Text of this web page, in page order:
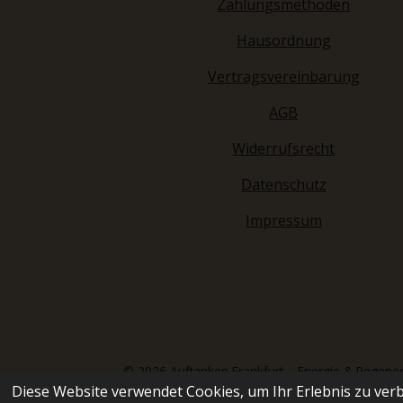
Diese Website verwendet Cookies, um Ihr Erlebnis zu
Zahlungsmethoden
Hausordnung
Vertragsvereinbarung
AGB
Widerrufsrecht
Datenschutz
Impressum
© 2026 Auftanken Frankfurt – Energie &